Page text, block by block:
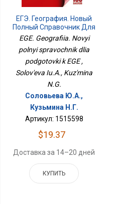
ЕГЭ. География. Новый
Полный Справочник Для
Подготовки К ЕГЭ
EGE. Geografiia. Novyi
polnyi spravochnik dlia
podgotovki k EGE ,
Solov'eva Iu.A., Kuz'mina
N.G.
Соловьева Ю.А.,
Кузьмина Н.Г.
Артикул: 1515598
$19.37
Доставка за 14–20 дней
КУПИТЬ